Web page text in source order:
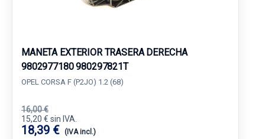
MANETA EXTERIOR TRASERA DERECHA
9802977180 980297821T
OPEL CORSA F (P2JO) 1.2 (68)
16,00 €
15,20 € sin IVA.
18,39 € (IVA incl.)